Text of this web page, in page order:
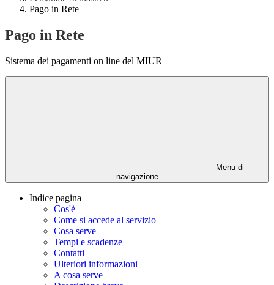
Pago in Rete
Pago in Rete
Sistema dei pagamenti on line del MIUR
Menu di
navigazione
Indice pagina
Cos'è
Come si accede al servizio
Cosa serve
Tempi e scadenze
Contatti
Ulteriori informazioni
A cosa serve